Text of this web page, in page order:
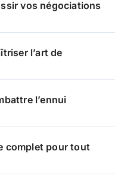
vos négociations
l’art de
l’ennui
complet pour tout